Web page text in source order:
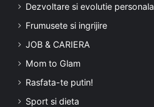
Dezvoltare si evolutie personala
Frumusete si ingrijire
JOB & CARIERA
Mom to Glam
Rasfata-te putin!
Sport si dieta